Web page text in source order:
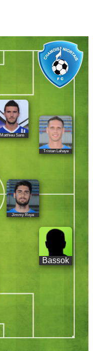
Matthieu Sans
Tristan Lahaye
Jimmy Roye
Bassok